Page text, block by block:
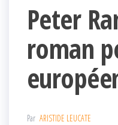
Peter
roman
Par ARISTIDE LEUCATE